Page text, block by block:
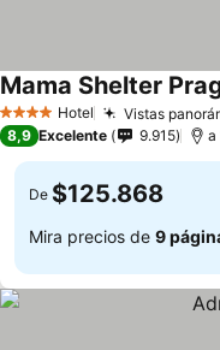
4 EstrellasHotel Vistas
Mama Shelter
8,9 Excelente 9.915 a
De $125.868
Mira precios de 9